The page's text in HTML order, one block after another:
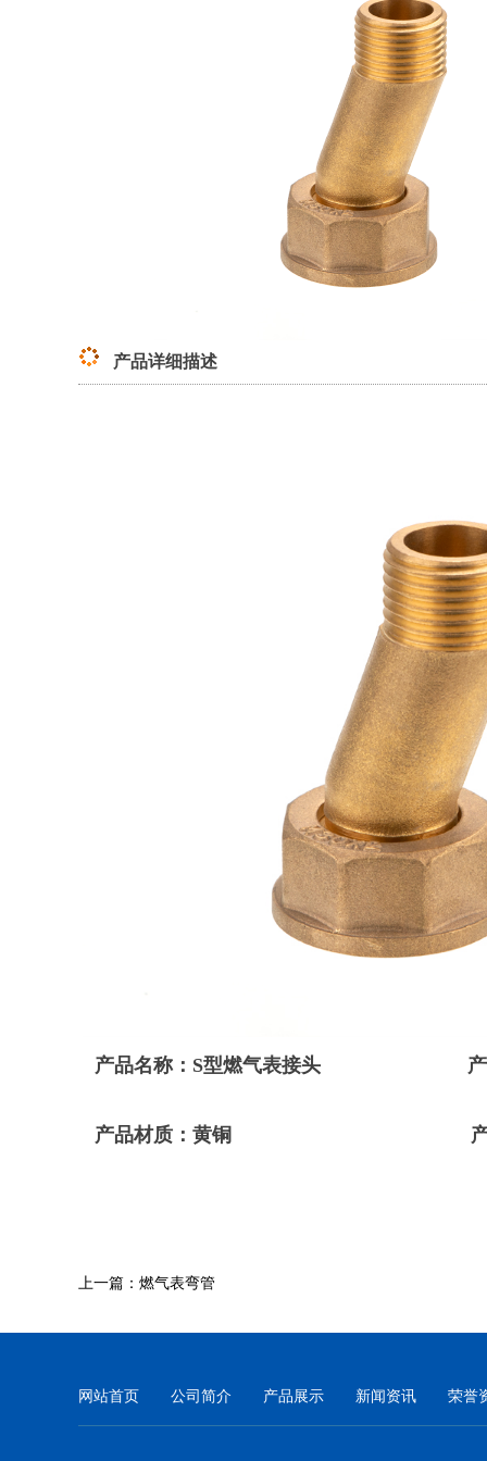
产品详细描述
产品名称：S型燃气表接头 产品型
产品材质：黄铜 产品外
上一篇：燃气表弯管
网站首页 公司简介 产品展示 新闻资讯 荣誉